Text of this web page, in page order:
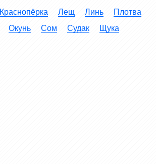
Краснопёрка Лещ Линь
Плотва
Окунь Сом Судак Щука